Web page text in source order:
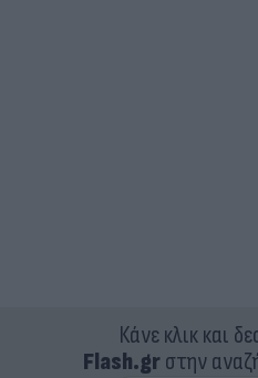
Κάνε κλικ και
Flash.grστην